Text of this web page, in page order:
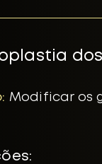
Modificar os